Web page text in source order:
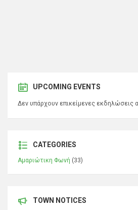
UPCOMING EVENTS
Δεν υπάρχουν επικείμενες εκδηλώσεις
CATEGORIES
Αμαριώτικη Φωνή (33)
TOWN NOTICES